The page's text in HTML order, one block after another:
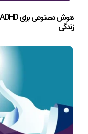
هوش مصنوعی برای ADHD: راهکاری نوین برای مدیریت تمرکز و بهبود
زندگی